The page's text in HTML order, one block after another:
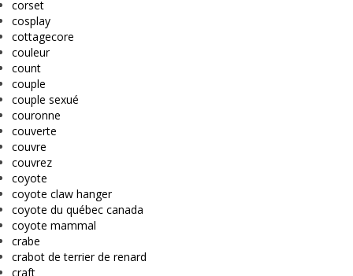
corset
cosplay
cottagecore
couleur
count
couple
couple sexué
couronne
couverte
couvre
couvrez
coyote
coyote claw hanger
coyote du québec canada
coyote mammal
crabe
crabot de terrier de renard
craft